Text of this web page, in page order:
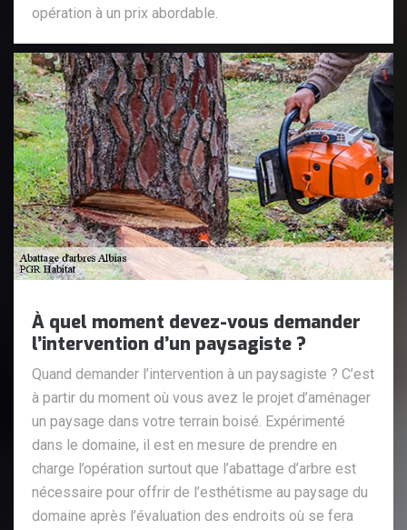
opération à un prix abordable.
À quel moment devez-vous demander
l’intervention d’un paysagiste ?
Quand demander l’intervention à un paysagiste ? C’est
à partir du moment où vous avez le projet d’aménager
un paysage dans votre terrain boisé. Expérimenté
dans le domaine, il est en mesure de prendre en
charge l’opération surtout que l’abattage d’arbre est
nécessaire pour offrir de l’esthétisme au paysage du
domaine après l’évaluation des endroits où se fera